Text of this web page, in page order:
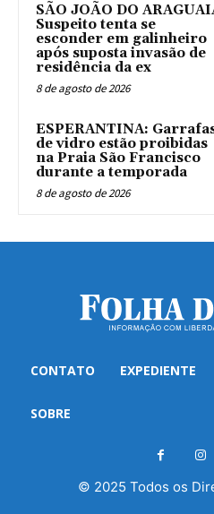
SÃO JOÃO DO
Suspeito tenta se
esconder em galinheiro
após suposta invasão de
residência da ex
8 de agosto de 2026
ESPERANTINA:
de vidro estão proibidas
na Praia São Francisco
durante a temporada
8 de agosto de 2026
CONTATO EXPEDIENTE
SOBRE
© 2025 Todos os